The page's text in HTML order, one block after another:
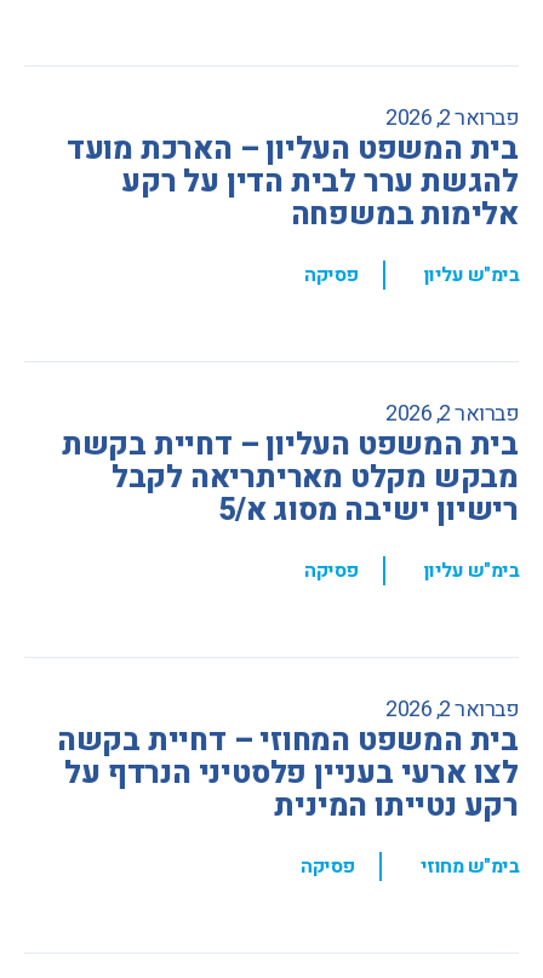
פברואר 2, 2026
בית המשפט העליון – הארכת מועד
להגשת ערר לבית הדין על רקע
אלימות במשפחה
בימ"ש עליון , פסיקה
פברואר 2, 2026
בית המשפט העליון – דחיית בקשת
מבקש מקלט מאריתריאה לקבל
רישיון ישיבה מסוג א/5
בימ"ש עליון , פסיקה
פברואר 2, 2026
בית המשפט המחוזי – דחיית בקשה
לצו ארעי בעניין פלסטיני הנרדף על
רקע נטייתו המינית
בימ"ש מחוזי , פסיקה